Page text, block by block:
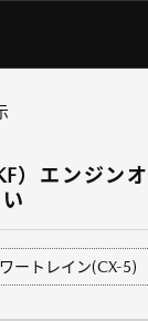
）エンジン
ートレイン(CX-5)